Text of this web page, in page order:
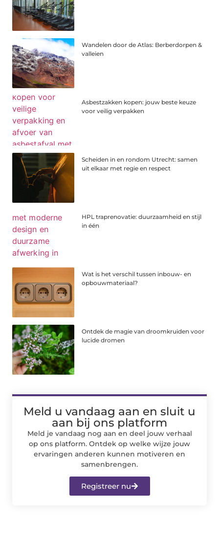
Wandelen door de Atlas: Berberdorpen &
valleien
Asbestzakken kopen: jouw beste keuze
voor veilig verpakken
Scheiden in en rondom Utrecht: samen
uit elkaar met regie en respect
HPL traprenovatie: duurzaamheid en stijl
in één
Wat is het verschil tussen inbouw- en
opbouwmateriaal?
Ontdek de magie van droomkruiden voor
lucide dromen
Meld u vandaag aan en sluit u
aan bij ons platform
Meld je vandaag nog aan en deel jouw verhaal
op ons platform. Ontdek op welke wijze jouw
ervaringen anderen kunnen motiveren en
samenbrengen.
Registreer nu